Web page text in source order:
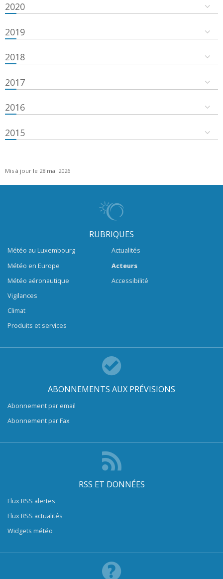
2020
2019
2018
2017
2016
2015
Mis à jour le 28 mai 2026
RUBRIQUES
Météo au Luxembourg
Météo en Europe
Météo aéronautique
Vigilances
Climat
Produits et services
Actualités
Acteurs
Accessibilité
ABONNEMENTS AUX PRÉVISIONS
Abonnement par email
Abonnement par Fax
RSS ET DONNÉES
Flux RSS alertes
Flux RSS actualités
Widgets météo